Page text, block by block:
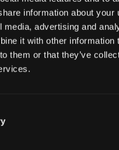
information about your
media, advertising and
it with other information
them or that they’ve
Riktig
VELG EN STØRRELSE
i 60 dager